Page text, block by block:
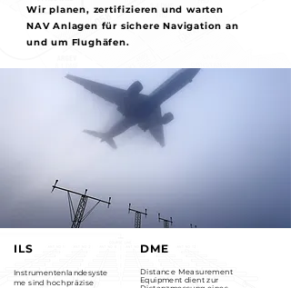
Wir planen, zertifizieren und warten
NAV Anlagen für sichere Navigation an
und um Flughäfen.
ILS DME
Instrumentenlandesyste
me sind hochpräzise
Distance Measurement
Equipment dient zur